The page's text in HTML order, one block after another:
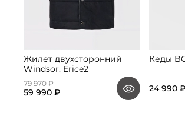
Жилет двухсторонний
Windsor. Erice2
79 970 ₽
59 990 ₽
Кеды
24 990 ₽